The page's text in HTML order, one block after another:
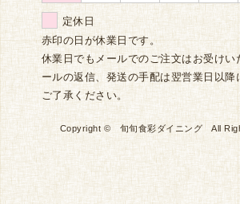
定休日
赤印の日が休業日です。
休業日でもメールでのご注文はお受けい
ールの返信、発送の手配は翌営業日以降
ご了承ください。
Copyright © 旬旬食彩ダイニング All